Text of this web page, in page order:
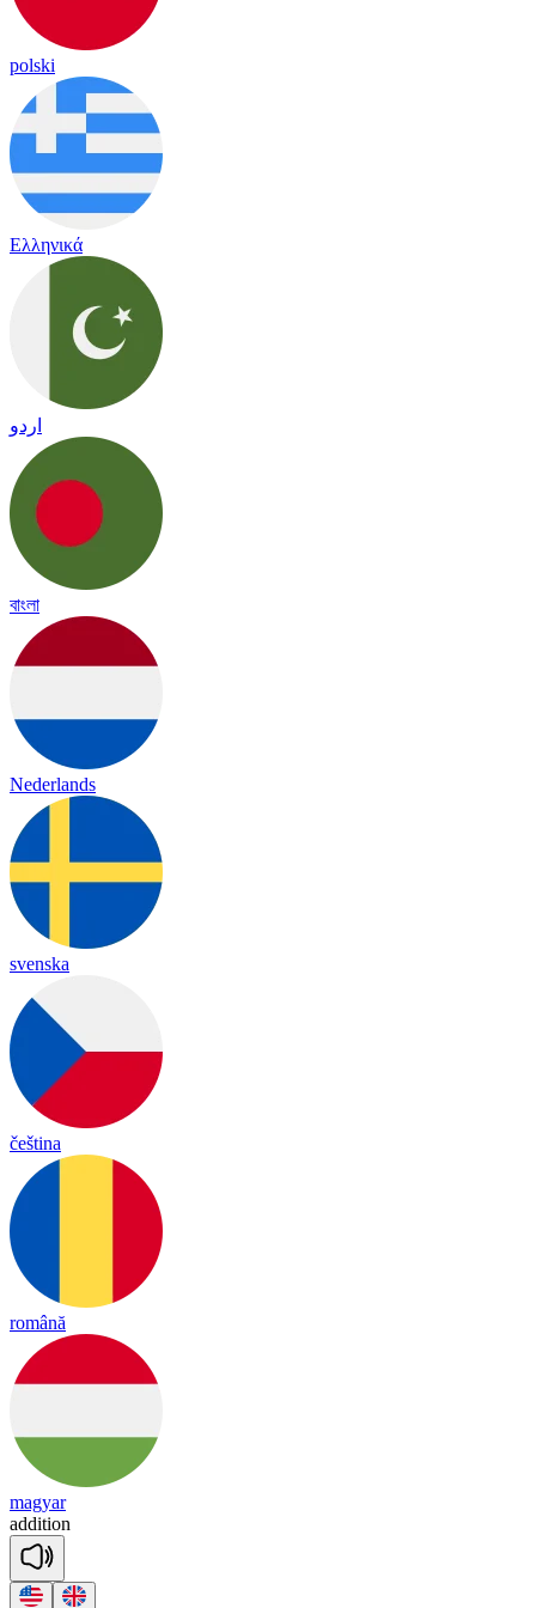
polski
Ελληνικά
اردو
বাংলা
Nederlands
svenska
čeština
română
magyar
addition